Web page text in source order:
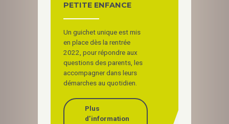
PETITE ENFANCE
Un guichet unique est mis
en place dès la rentrée
2022, pour répondre aux
questions des parents, les
accompagner dans leurs
démarches au quotidien.
Plus
d’information